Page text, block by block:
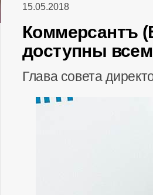
15.05.2018
Коммерсантъ
доступны
Глава совета